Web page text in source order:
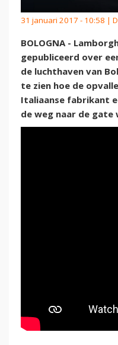
31 januari 2017 - 10:58 |
BOLOGNA -
gepubliceerd over
de luchthaven van
te zien hoe de
Italiaanse fabrikant
de weg naar de gate